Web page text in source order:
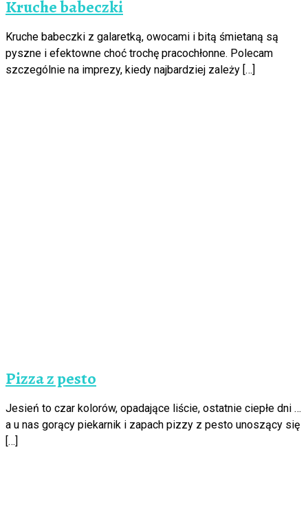
Kruche babeczki
Kruche babeczki z galaretką, owocami i bitą śmietaną są
pyszne i efektowne choć trochę pracochłonne. Polecam
szczególnie na imprezy, kiedy najbardziej zależy […]
Pizza z pesto
Jesień to czar kolorów, opadające liście, ostatnie ciepłe dni …
a u nas gorący piekarnik i zapach pizzy z pesto unoszący się
[…]